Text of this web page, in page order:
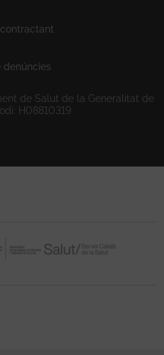
denúncies
de Salut de la Generalitat de
H08810319